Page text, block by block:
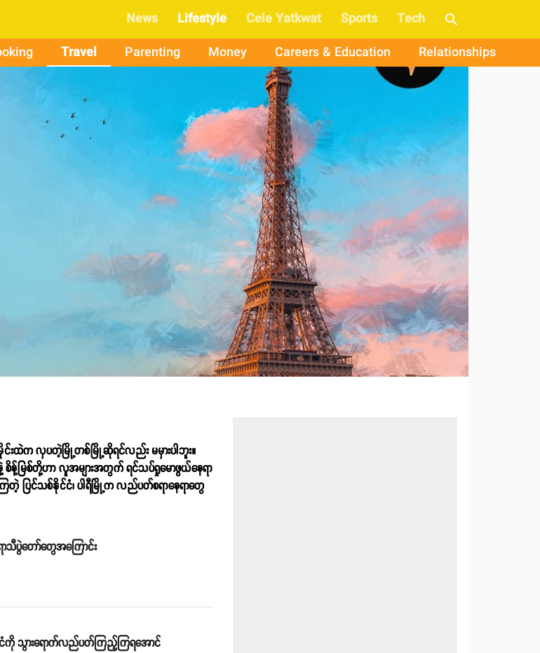
News Lifestyle Cele Yatkwat Sports
Tech
Travel Parenting Money Careers & Education Relationships
းထဲက လှပတဲ့မြို့တစ်မြို့ဆိုရင်လည်း မမှားပါဘူး။
န့်မြစ်တို့ဟာ လူအများအတွက် ရင်သပ်ရှုမောဖွယ်နေရာ
ပြင်သစ်နိုင်ငံ၊ ပါရီမြို့က လည်ပတ်စရာနေရာတွေ
ရာသီပွဲတော်တွေအကြောင်း
ငံကို သွားရောက်လည်ပတ်ကြည့်ကြရအောင်